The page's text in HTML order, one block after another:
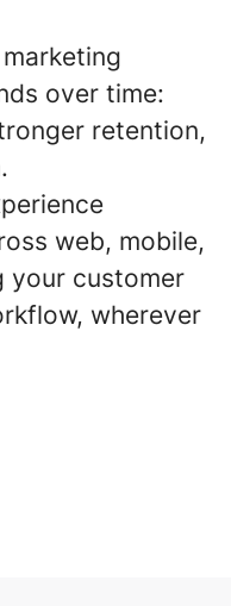
over time:
retention,
web, mobile,
your customer
wherever